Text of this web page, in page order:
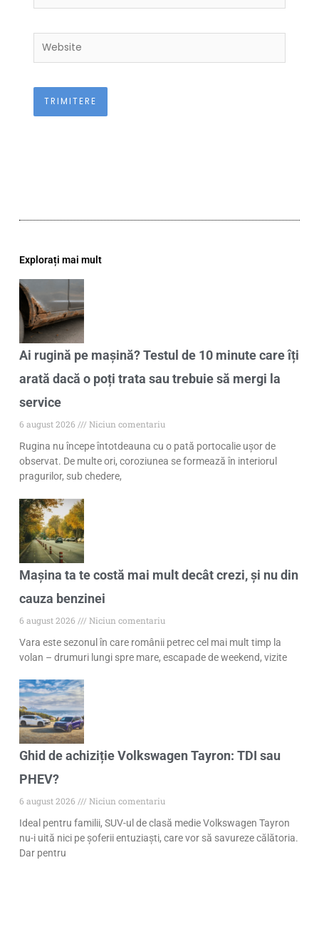
Website
Explorați mai mult
Ai rugină pe mașină? Testul de 10 minute care îți
arată dacă o poți trata sau trebuie să mergi la
service
6 august 2026
Niciun comentariu
Rugina nu începe întotdeauna cu o pată portocalie ușor de
observat. De multe ori, coroziunea se formează în interiorul
pragurilor, sub chedere,
Mașina ta te costă mai mult decât crezi, și nu din
cauza benzinei
6 august 2026
Niciun comentariu
Vara este sezonul în care românii petrec cel mai mult timp la
volan – drumuri lungi spre mare, escapade de weekend, vizite
Ghid de achiziție Volkswagen Tayron: TDI sau
PHEV?
6 august 2026
Niciun comentariu
Ideal pentru familii, SUV-ul de clasă medie Volkswagen Tayron
nu-i uită nici pe șoferii entuziaști, care vor să savureze călătoria.
Dar pentru